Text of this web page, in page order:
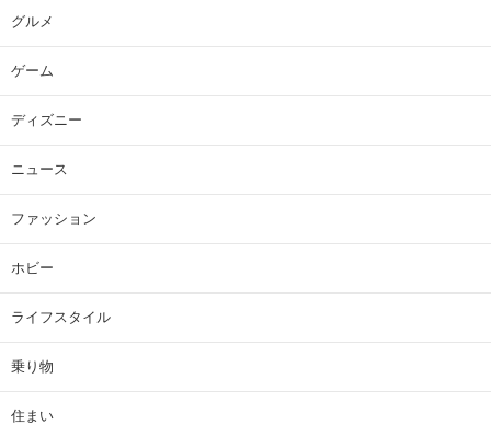
グルメ
ゲーム
ディズニー
ニュース
ファッション
ホビー
ライフスタイル
乗り物
住まい